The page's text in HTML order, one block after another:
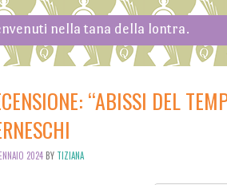
nella tana della lontra.
content
“ABISSI DEL
2024BY TIZIANA